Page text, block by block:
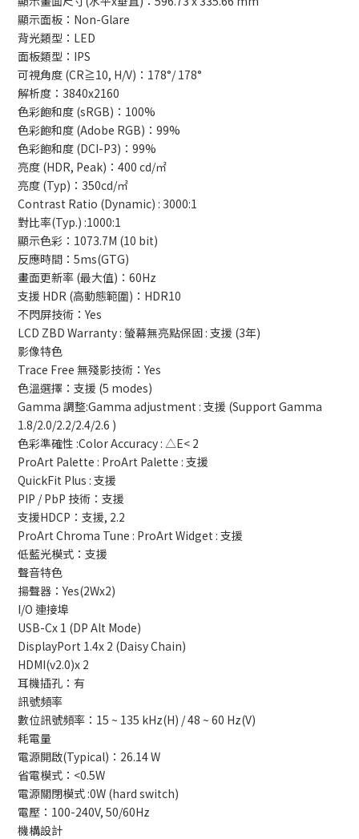
顯示面板：Non-Glare
背光類型：LED
面板類型：IPS
可視角度 (CR≧10, H/V)：178°/ 178°
解析度：3840x2160
色彩飽和度 (sRGB)：100%
色彩飽和度 (Adobe RGB)：99%
色彩飽和度 (DCI-P3)：99%
亮度 (HDR, Peak)：400 cd/㎡
亮度 (Typ)：350cd/㎡
Contrast Ratio (Dynamic) : 3000:1
對比率(Typ.) :1000:1
顯示色彩：1073.7M (10 bit)
反應時間：5ms(GTG)
畫面更新率 (最大值)：60Hz
支援 HDR (高動態範圍)：HDR10
不閃屏技術：Yes
LCD ZBD Warranty : 螢幕無亮點保固 : 支援 (3年)
影像特色
Trace Free 無殘影技術：Yes
色溫選擇：支援 (5 modes)
Gamma 調整:Gamma adjustment : 支援 (Support Gamma
1.8/2.0/2.2/2.4/2.6 )
色彩準確性 :Color Accuracy : △E< 2
ProArt Palette : ProArt Palette : 支援
QuickFit Plus : 支援
PIP / PbP 技術：支援
支援HDCP：支援, 2.2
ProArt Chroma Tune : ProArt Widget : 支援
低藍光模式：支援
聲音特色
揚聲器：Yes(2Wx2)
I/O 連接埠
USB-Cx 1 (DP Alt Mode)
DisplayPort 1.4x 2 (Daisy Chain)
HDMI(v2.0)x 2
耳機插孔：有
訊號頻率
數位訊號頻率：15 ~ 135 kHz(H) / 48 ~ 60 Hz(V)
耗電量
電源開啟(Typical)：26.14 W
省電模式：<0.5W
電源關閉模式 :0W (hard switch)
電壓：100-240V, 50/60Hz
機構設計